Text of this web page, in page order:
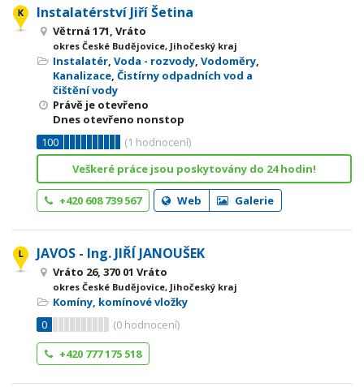
Instalatérství Jiří Šetina
Větrná 171, Vráto
okres České Budějovice, Jihočeský kraj
Instalatér, Voda - rozvody, Vodoměry,
Kanalizace, Čistírny odpadních vod a
čištění vody
Právě je otevřeno
Dnes otevřeno nonstop
100
(1 hodnocení)
Veškeré práce jsou poskytovány do 24 hodin!
+420 608 739 567 Web Galerie
JAVOS - Ing. JIŘÍ JANOUŠEK
Vráto 26, 370 01 Vráto
okres České Budějovice, Jihočeský kraj
Komíny, komínové vložky
0
(0 hodnocení)
+420 777 175 518